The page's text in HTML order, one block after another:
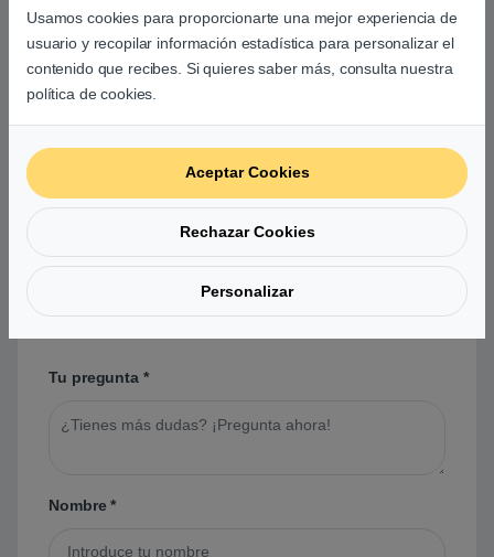
Aún no hay reseñas.
Preguntas y respuestas de los
usuarios sobre este producto
No hay preguntas aún. Sé el primero en hacer
una pregunta acerca de este producto.
Tu pregunta *
Nombre*
Usamos cookies para proporcionarte una mejor experiencia de
usuario y recopilar información estadística para personalizar el
contenido que recibes. Si quieres saber más, consulta nuestra
política de cookies.
Aceptar Cookies
Rechazar Cookies
Personalizar